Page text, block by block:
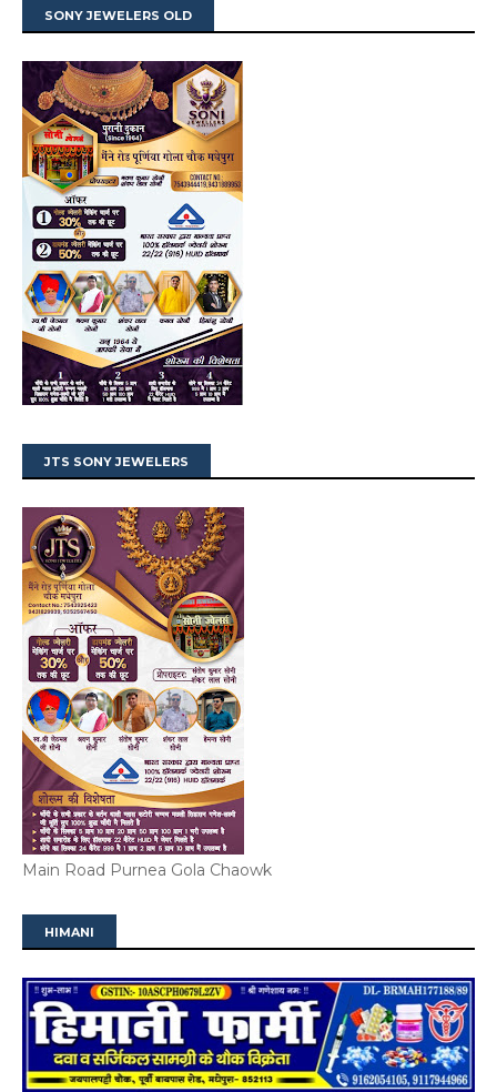
SONY JEWELERS OLD
JTS SONY JEWELERS
Main Road Purnea Gola Chaowk
HIMANI